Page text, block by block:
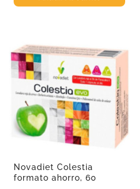
Novadiet Colestia
formato ahorro, 60